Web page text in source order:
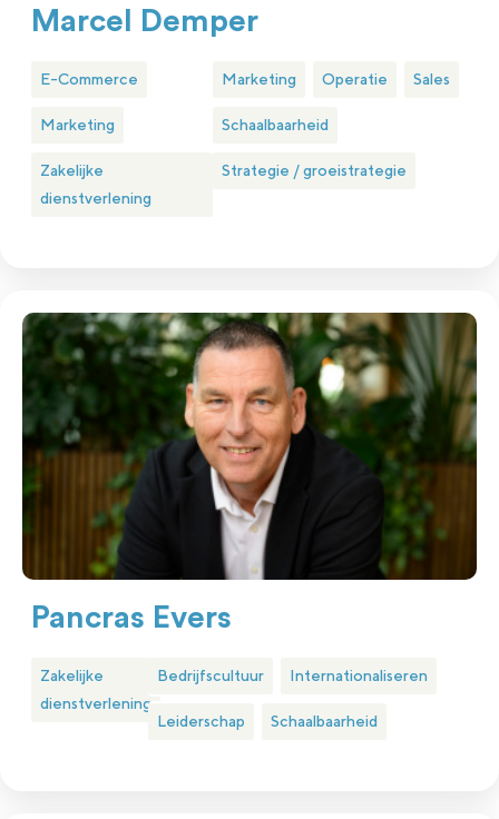
Marcel Demper
E-Commerce
Marketing
Zakelijke
dienstverlening
Marketing Operatie Sales
Schaalbaarheid
Strategie / groeistrategie
Pancras Evers
Zakelijke
dienstverlening
Bedrijfscultuur Internationaliseren
Leiderschap Schaalbaarheid